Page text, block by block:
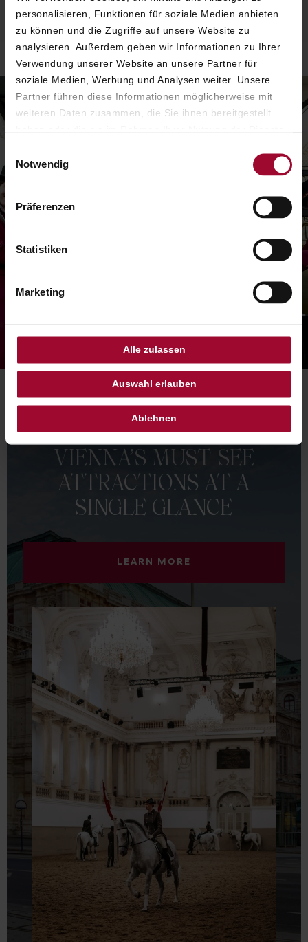
personalisieren, Funktionen für soziale Medien anbieten
zu können und die Zugriffe auf unsere Website zu
analysieren. Außerdem geben wir Informationen zu Ihrer
Verwendung unserer Website an unsere Partner für
soziale Medien, Werbung und Analysen weiter. Unsere
Partner führen diese Informationen möglicherweise mit
weiteren Daten zusammen, die Sie ihnen bereitgestellt
unsererDatenschutzerklärung
Notwendig
Präferenzen
Statistiken
Marketing
Alle zulassen
Auswahl erlauben
Ablehnen
TOP ATTRACTIONS
VIENNA’S MUST-SEE
ATTRACTIONS AT A
SINGLE GLANCE
LEARN MORE